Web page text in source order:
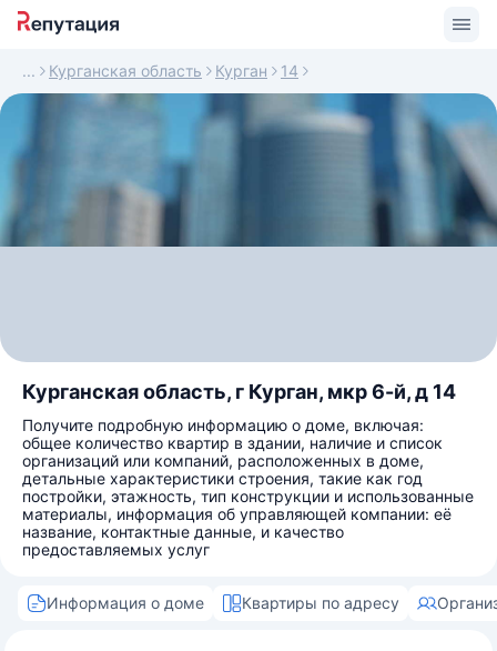
Курганская область Курган 14
Курганская область, г Курган, мкр 6-й, д 14
Получите подробную информацию о доме, включая:
общее количество квартир в здании, наличие и список
организаций или компаний, расположенных в доме,
детальные характеристики строения, такие как год
постройки, этажность, тип конструкции и использованные
материалы, информация об управляющей компании: её
название, контактные данные, и качество
предоставляемых услуг
Информация о доме Квартиры по адресу